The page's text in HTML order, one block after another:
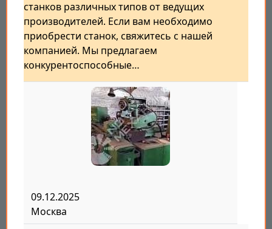
станков различных типов от ведущих
производителей. Если вам необходимо
приобрести станок, свяжитесь с нашей
компанией. Мы предлагаем
конкурентоспособные…
09.12.2025
Москва